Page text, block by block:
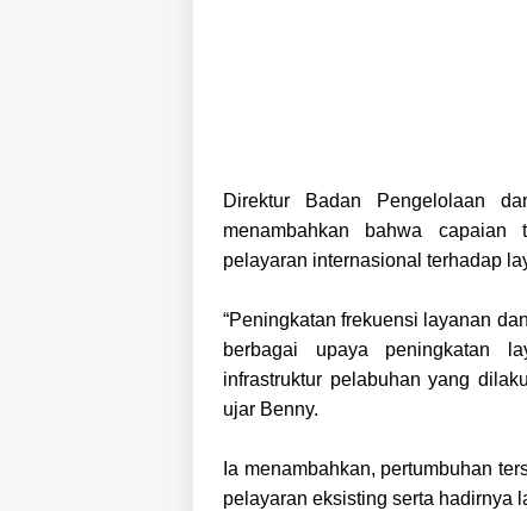
Direktur Badan Pengelolaan
menambahkan bahwa capaian
pelayaran internasional terhadap
“Peningkatan frekuensi layanan
berbagai upaya peningkatan
infrastruktur pelabuhan yang
ujar Benny.
Ia menambahkan, pertumbuhan
pelayaran eksisting serta hadirnya